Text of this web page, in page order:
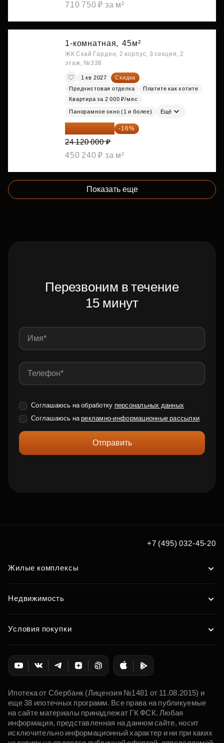
710 750 ₽ за м²
1-комнатная, 45м²
ЖК Скай Гарден, 2 корпус, 3 секция, 2
этаж, №338
1 кв 2027
Скидка
Предчистовая отделка
Платите как хотите
Квартира за 2 000 ₽/мес
Панорамное окно (1 и более) Ещё
20 260 800 ₽ -16%
24 120 000 ₽
450 240 ₽ за м²
Показать еще
Перезвоним в течение
15 минут
Соглашаюсь на обработку персональных данных
Соглашаюсь нарекламно-информационные рассылки
Отправить
+7 (495) 032-45-20
Жилые комплексы
Недвижимость
Условия покупки
Ипотека от Сбербанк (Лицензия №1481 от 11.08.2015) и
еще 38 ипотечных программ. Все права на публикуемые
на сайте материалы принадлежат ГК ФСК. Любая
информация, представленная на данном сайте, носит
исключительно информационный характер и ни при каких